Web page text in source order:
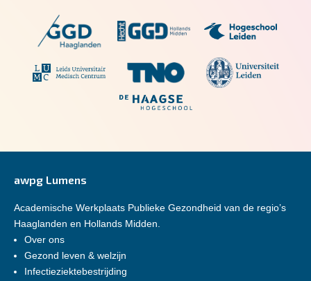
awpg Lumens
Academische Werkplaats Publieke Gezondheid van de regio’s
Haaglanden en Hollands Midden.
Over ons
Gezond leven & welzijn
Infectieziektebestrijding